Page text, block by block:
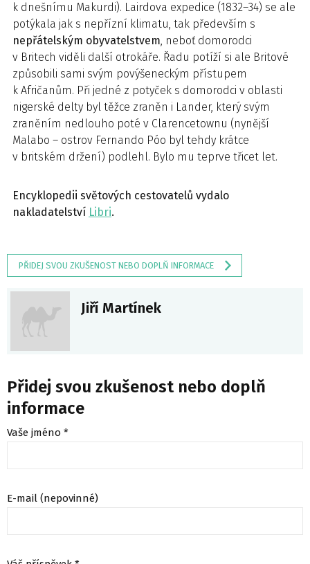
k dnešnímu Makurdi). Lairdova expedice (1832–34) se ale
potýkala jak s nepřízní klimatu, tak především s
nepřátelským obyvatelstvem, neboť domorodci
v Britech viděli další otrokáře. Řadu potíží si ale Britové
způsobili sami svým povýšeneckým přístupem
k Afričanům. Při jedné z potyček s domorodci v oblasti
nigerské delty byl těžce zraněn i Lander, který svým
zraněním nedlouho poté v Clarencetownu (nynější
Malabo – ostrov Fernando Póo byl tehdy krátce
v britském držení) podlehl. Bylo mu teprve třicet let.
Encyklopedii světových cestovatelů vydalo
nakladatelství Libri.
PŘIDEJ SVOU ZKUŠENOST NEBO DOPLŇ INFORMACE
Jiří Martínek
Přidej svou zkušenost nebo doplň
informace
Vaše jméno *
E-mail (nepovinné)